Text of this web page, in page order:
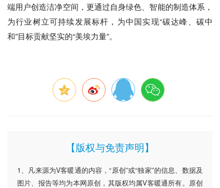
端用户创造洁净空间，更通过自身绿色、智能的制造体系，
为行业树立可持续发展标杆，为中国实现“碳达峰、碳中
和”目标贡献坚实的“美埃力量”。
【版权与免责声明】
1、凡来源为V客暖通的内容，“原创”或“独家”的信息、数据及
图片、报告等均为本网原创，其版权均属V客暖通所有。原创